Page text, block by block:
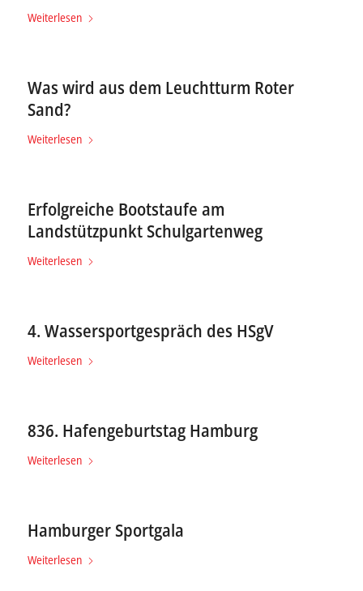
Weiterlesen
Was wird aus dem Leuchtturm Roter
Sand?
Weiterlesen
Erfolgreiche Bootstaufe am
Landstützpunkt Schulgartenweg
Weiterlesen
4. Wassersportgespräch des HSgV
Weiterlesen
836. Hafengeburtstag Hamburg
Weiterlesen
Hamburger Sportgala
Weiterlesen